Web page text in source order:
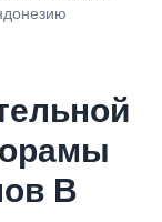
В